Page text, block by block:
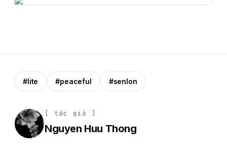
#lite #peaceful #senlon
[ tác giả ]
Nguyen Huu Thong